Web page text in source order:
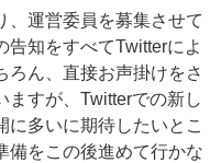
、運営委員を募集させて
告知をすべてTwitterによ
ろん、直接お声掛けをさ
ますが、Twitterでの新し
に多いに期待したいとこ
備をこの後進めて行かな